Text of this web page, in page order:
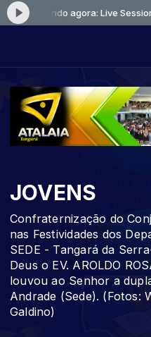
Tocando agora: Live Session 2
JOVENS
Confraternização do
nas Festividades dos
SEDE - Tangará da
Deus o EV. AROLDO
louvou ao Senhor a
Andrade (Sede). (Fotos:
Galdino)